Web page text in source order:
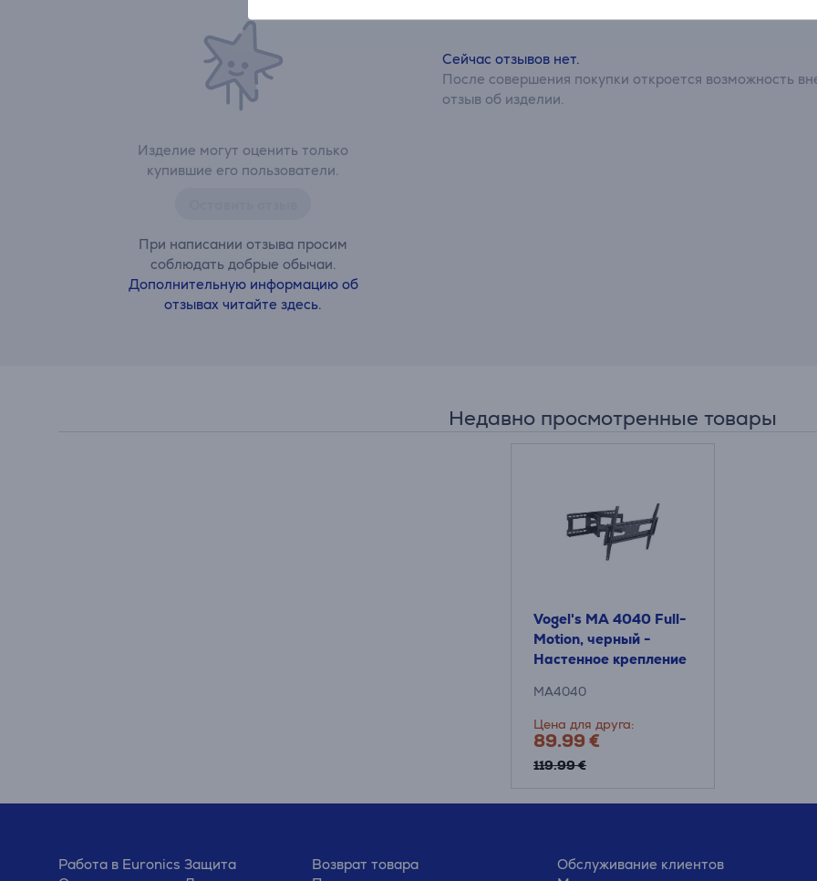
Изделие могут оценить только
купившие его пользователи.
При написании отзыва просим
соблюдать добрые обычаи.
Дополнительную информацию об
отзывах читайте здесь.
Сейчас отзывов нет.
После совершения покупки откроется возможность
отзыв об изделии.
Недавно просмотренные товары
Vogel's MA 4040 Full-
Motion, черный -
Настенное крепление
MA4040
Цена для друга:
89.99 €
119.99 €
Работа в Euronics Защита
Возврат товара
Обслуживание клиентов